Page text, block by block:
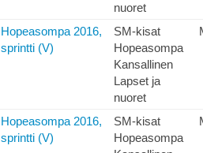
nuoret
Hopeasompa 2016,
sprintti (V)
SM-kisat
Hopeasompa
Kansallinen
Lapset ja
nuoret
Hopeasompa 2016,
sprintti (V)
SM-kisat
Hopeasompa